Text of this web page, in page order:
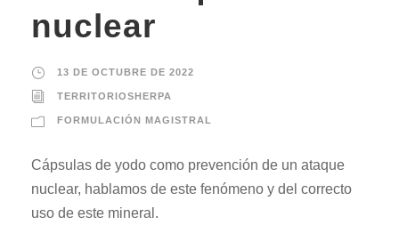
nuclear
13 DE OCTUBRE DE 2022
TERRITORIOSHERPA
FORMULACIÓN MAGISTRAL
Cápsulas de yodo como prevención de un ataque
nuclear, hablamos de este fenómeno y del correcto
uso de este mineral.